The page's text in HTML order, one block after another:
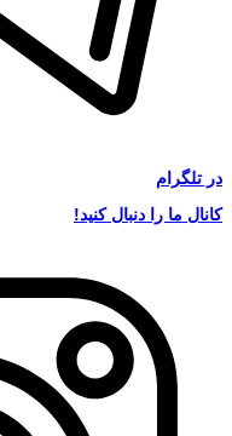
در تلگرام
کانال ما را دنبال کنید!